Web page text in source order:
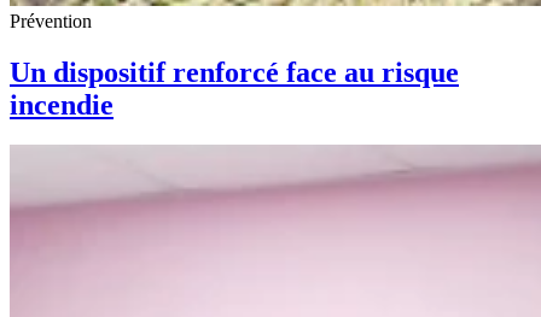
Prévention
Un dispositif renforcé face au risque
incendie